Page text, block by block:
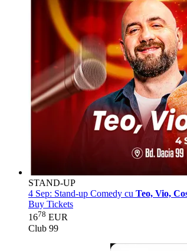
STAND-UP
4 Sep: Stand-up Comedy cu Teo, Vio,
Buy Tickets
1678 EUR
Club 99